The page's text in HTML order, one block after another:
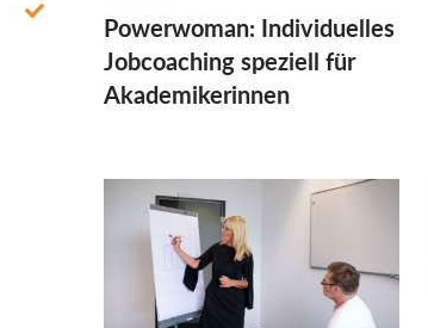
Powerwoman: Individu­elles
Job­coaching speziell für
Aka­demiker­innen